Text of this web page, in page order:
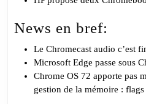
News en bref:
Le Chromecast audio c’est
Microsoft Edge passe sous
Chrome OS 72 apporte pas
gestion de la mémoire :